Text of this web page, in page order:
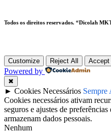
Todos os direitos reservados. “Dicolah
Customize Reject All Accept
Powered by
✖
► Cookies Necessários Sempre
Cookies necessários ativam
seguros e ajustes de
armazenam dados pessoais.
Nenhum